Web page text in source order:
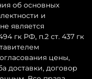
об основных
и
является
гк РФ, п.2 ст. 437 гк
цены,
доставки, договор